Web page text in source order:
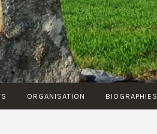
ORGANISATION BIOGRAPHIES